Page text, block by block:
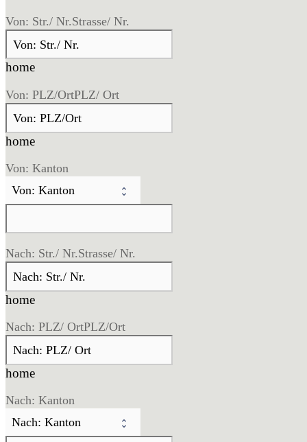
Von: Str./ Nr.Strasse/ Nr.
home
Von: PLZ/OrtPLZ/ Ort
home
Von: Kanton
Nach: Str./ Nr.Strasse/ Nr.
home
Nach: PLZ/ OrtPLZ/Ort
home
Nach: Kanton